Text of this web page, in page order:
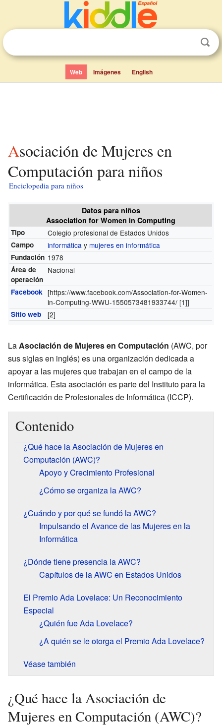
Web Imágenes English
Asociación de Mujeres en
Computación para niños
Enciclopedia para niños
Datos para niños
Association for Women in Computing
Tipo Colegio profesional de Estados Unidos
Campo informática y mujeres en informática
Fundación 1978
Área de
operación
Nacional
Facebook [https://www.facebook.com/Association-for-Women-
in-Computing-WWU-1550573481933744/ [1]]
Sitio web [2]
LaAsociación de Mujeres en Computación (AWC, por
sus siglas en inglés) es una organización dedicada a
apoyar a las mujeres que trabajan en el campo de la
informática. Esta asociación es parte del Instituto para la
Certificación de Profesionales de Informática (ICCP).
Contenido
¿Qué hace la Asociación de Mujeres en
Computación (AWC)?
Apoyo y Crecimiento Profesional
¿Cómo se organiza la AWC?
¿Cuándo y por qué se fundó la AWC?
Impulsando el Avance de las Mujeres en la
Informática
¿Dónde tiene presencia la AWC?
Capítulos de la AWC en Estados Unidos
El Premio Ada Lovelace: Un Reconocimiento
Especial
¿Quién fue Ada Lovelace?
¿A quién se le otorga el Premio Ada Lovelace?
Véase también
¿Qué hace la Asociación de
Mujeres en Computación (AWC)?